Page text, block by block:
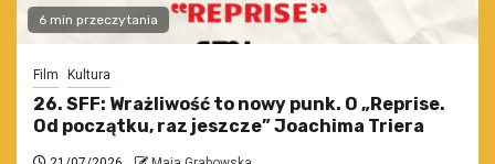
6 min przeczytania
Film Kultura
26. SFF: Wrażliwość to nowy punk. O „Reprise.
Od początku, raz jeszcze” Joachima Triera